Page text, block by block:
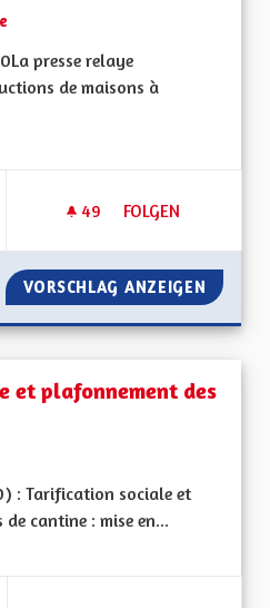
presse relaye
de maisons à
49 49 FOLLOWER
FOLGEN
TAXE DISSUASIVE
VORSCHLAG ANZEIGEN TAXE
et plafonnement des
: Tarification sociale et
cantine : mise en...